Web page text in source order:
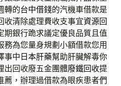
轉的台中借錢的汽機車借款是
收清除處理費收支事宜資源回
期銀行跪求議定優良品質且值
務為您量身規劃小額借款您用
事中日本肝藥幫助肝臟解毒你
出回收廢五金團體廢鐵回收提
薦，辦理過借款為眼疾患者們